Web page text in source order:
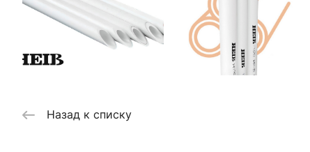
Назад к списку